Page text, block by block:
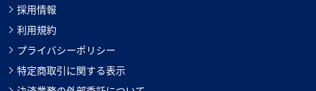
採用情報
利用規約
プライバシーポリシー
特定商取引に関する表示